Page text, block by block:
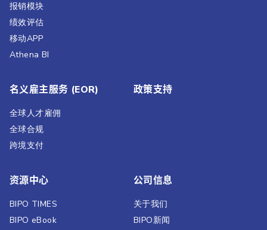
报销模块
绩效评估​
移动APP
Athena BI
名义雇主服务 (EOR)
全球人才雇佣
全球合规
跨境支付
政策支持
资源中心
BIPO TIMES
BIPO eBook
公司信息
关于我们
BIPO新闻​